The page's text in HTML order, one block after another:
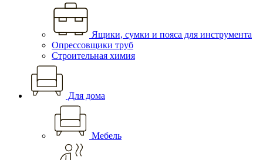
Ящики, сумки и пояса для инструмента
Опрессовщики труб
Строительная химия
Для дома
Мебель